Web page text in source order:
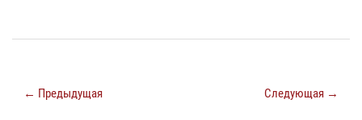
← Предыдущая Следующая →